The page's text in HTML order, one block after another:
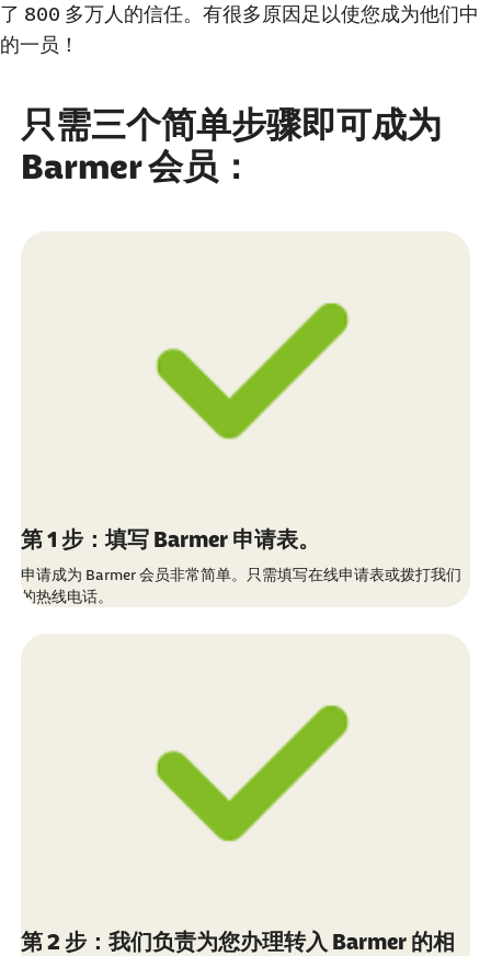
了 800 多万人的信任。有很多原因足以使您成为他们中
的一员！
只需三个简单步骤即可成为
Barmer 会员：
第 1 步：填写 Barmer 申请表。
申请成为 Barmer会员非常简单。只需填写在线申请表或拨打我们
的热线电话。
第 2 步：我们负责为您办理转入 Barmer 的相